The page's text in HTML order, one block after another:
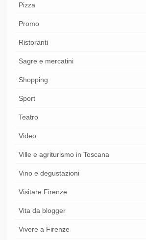
Pizza
Promo
Ristoranti
Sagre e mercatini
Shopping
Sport
Teatro
Video
Ville e agriturismo in Toscana
Vino e degustazioni
Visitare Firenze
Vita da blogger
Vivere a Firenze